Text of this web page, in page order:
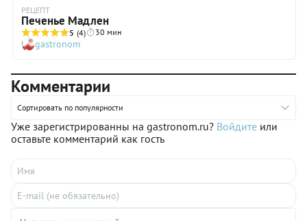
РЕЦЕПТ
Печенье Мадлен
5 (4) 30 мин
gastronom
Комментарии
Сортировать по популярности
Уже зарегистрированны на gastronom.ru? Войдите или
оставьте комментарий как гость